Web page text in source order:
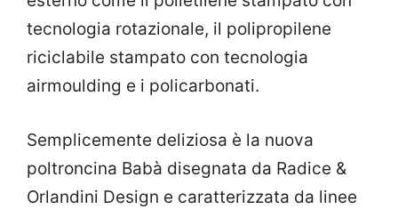
tecnologia rotazionale, il polipropilene
riciclabile stampato con tecnologia
airmoulding e i policarbonati.
Semplicemente deliziosa è la nuova
poltroncina Babà disegnata da Radice &
Orlandini Design e caratterizzata da linee